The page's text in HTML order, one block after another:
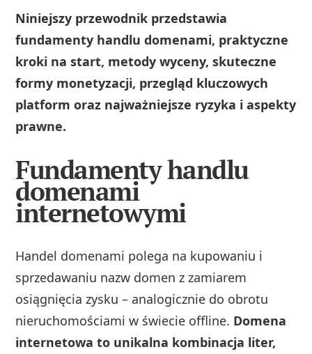
Niniejszy przewodnik przedstawia
fundamenty handlu domenami, praktyczne
kroki na start, metody wyceny, skuteczne
formy monetyzacji, przegląd kluczowych
platform oraz najważniejsze ryzyka i aspekty
prawne.
Fundamenty handlu
domenami
internetowymi
Handel domenami polega na kupowaniu i
sprzedawaniu nazw domen z zamiarem
osiągnięcia zysku – analogicznie do obrotu
nieruchomościami w świecie offline. Domena
internetowa to unikalna kombinacja liter,